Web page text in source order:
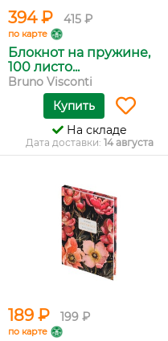
394 ₽ 415 ₽
по карте
Блокнот на пружине,
100 листо...
Bruno Visconti
Купить
На складе
Дата доставки: 14 августа
189 ₽ 199 ₽
по карте